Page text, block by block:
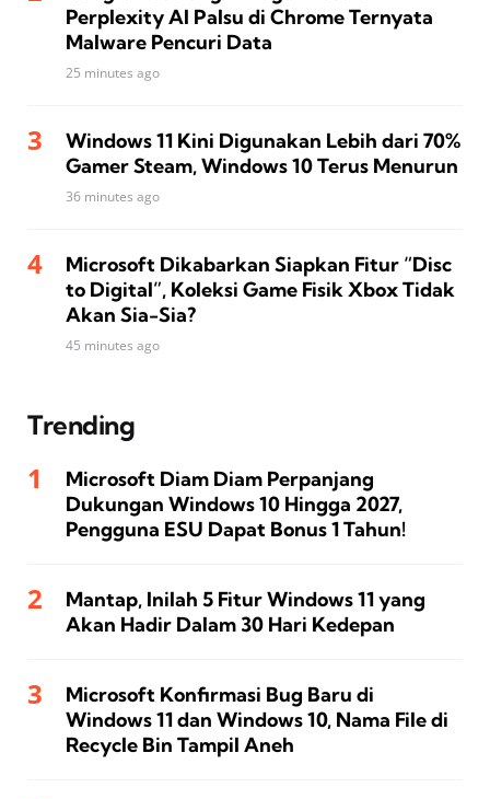
Perplexity AI Palsu di Chrome Ternyata
Malware Pencuri Data
25 minutes ago
Windows 11 Kini Digunakan Lebih dari 70%
Gamer Steam, Windows 10 Terus Menurun
36 minutes ago
Microsoft Dikabarkan Siapkan Fitur “Disc
to Digital”, Koleksi Game Fisik Xbox Tidak
Akan Sia-Sia?
45 minutes ago
Trending
Microsoft Diam Diam Perpanjang
Dukungan Windows 10 Hingga 2027,
Pengguna ESU Dapat Bonus 1 Tahun!
Mantap, Inilah 5 Fitur Windows 11 yang
Akan Hadir Dalam 30 Hari Kedepan
Microsoft Konfirmasi Bug Baru di
Windows 11 dan Windows 10, Nama File di
Recycle Bin Tampil Aneh